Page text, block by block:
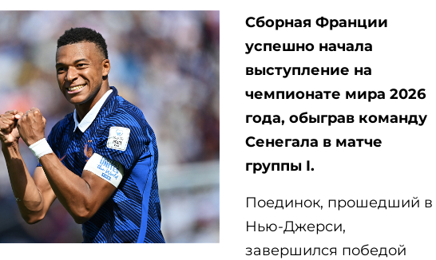
Сборная Франции
успешно начала
выступление на
чемпионате мира 2026
года, обыграв команду
Сенегала в матче
группы I.
Поединок, прошедший в
Нью-Джерси,
завершился победой